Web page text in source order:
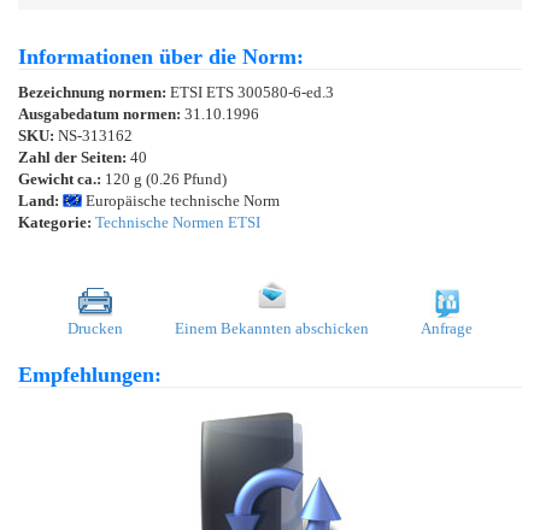
Informationen über die Norm:
Bezeichnung normen: ETSI ETS 300580-6-ed.3
Ausgabedatum normen: 31.10.1996
SKU: NS-313162
Zahl der Seiten: 40
Gewicht ca.: 120 g (0.26 Pfund)
Land:
Europäische technische Norm
Kategorie: Technische Normen ETSI
Drucken Einem Bekannten abschicken Anfrage
Empfehlungen: